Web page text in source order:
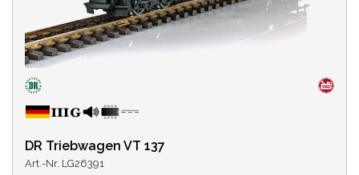
DR Triebwagen VT 137
Art.-Nr. LG26391